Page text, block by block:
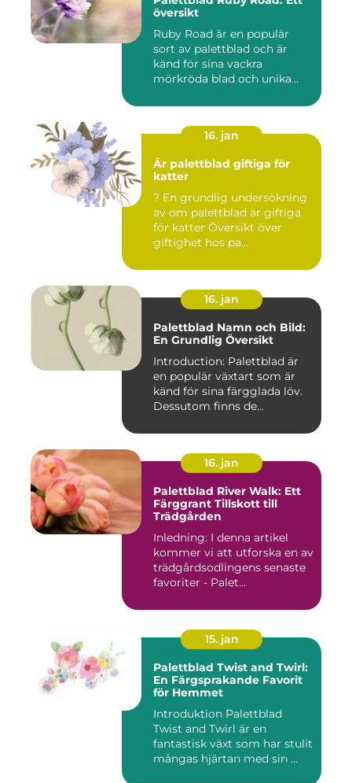
översikt
Ruby Road är en populär
sort av palettblad och är
känd för sina vackra
mörkröda blad och unika
16. jan
Är palettblad giftiga för
katter
? En grundlig undersökning
av om palettblad är giftiga
för katter Översikt över
giftighet hos pa...
16. jan
Palettblad Namn och Bild:
En Grundlig Översikt
Introduction: Palettblad är
en populär växtart som är
känd för sina färgglada löv.
Dessutom finns de...
16. jan
Palettblad River Walk: Ett
Färggrant Tillskott till
Trädgården
Inledning: I denna artikel
kommer vi att utforska en av
trädgårdsodlingens senaste
favoriter - Palet...
15. jan
Palettblad Twist and Twirl:
En Färgsprakande Favorit
för Hemmet
Introduktion Palettblad
Twist and Twirl är en
fantastisk växt som har stulit
mångas hjärtan med sin ...